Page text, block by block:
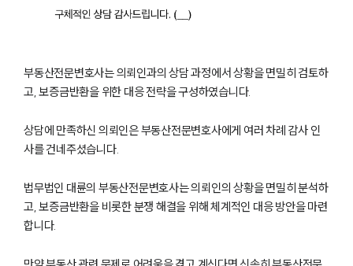
주요 업무사례
사례분석/최신동향
법률정보
고객후기
업무분야
건설부 업무
부동산전문변호사는 의뢰인과의 상담 과정에서 상황을 면밀히 검토하
고, 보증금반환을 위한 대응 전략을 구성하였습니다.
상담에 만족하신 의뢰인은 부동산전문변호사에게 여러 차례 감사 인
사를 건네주셨습니다.
법무법인 대륜의 부동산전문변호사는 의뢰인의 상황을 면밀히 분석하
고, 보증금반환을 비롯한 분쟁 해결을 위해 체계적인 대응 방안을 마련
합니다.